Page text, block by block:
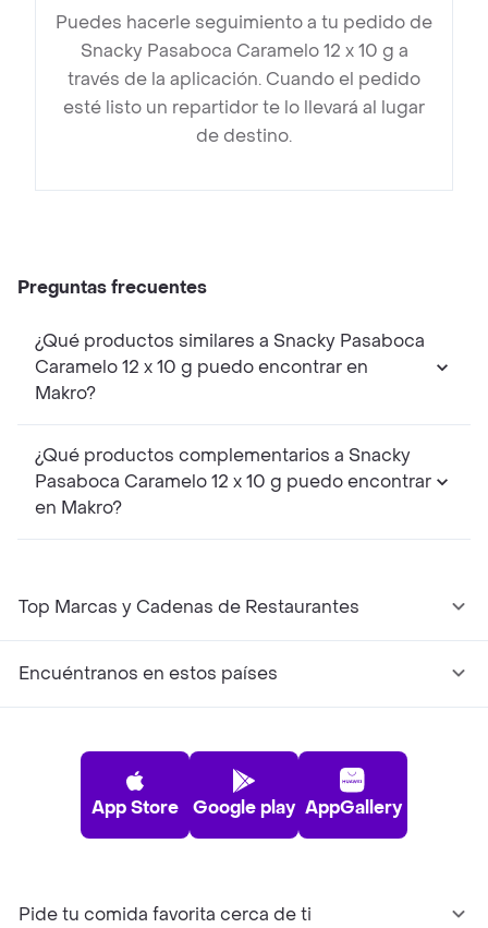
Puedes hacerle seguimiento a tu pedido de
Snacky Pasaboca Caramelo 12 x 10 g a
través de la aplicación. Cuando el pedido
esté listo un repartidor te lo llevará al lugar
de destino.
Preguntas frecuentes
¿Qué productos similares a Snacky Pasaboca
Caramelo 12 x 10 g puedo encontrar en
Makro?
¿Qué productos complementarios a Snacky
Pasaboca Caramelo 12 x 10 g puedo encontrar
en Makro?
Top Marcas y Cadenas de Restaurantes
Encuéntranos en estos países
App Store Google play AppGallery
Pide tu comida favorita cerca de ti